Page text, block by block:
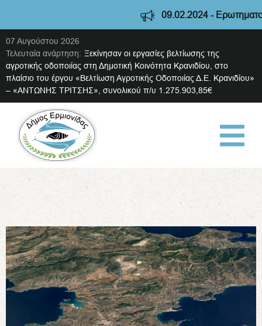
09.02.2024 -
07 Αυγούστου 2026
Τελευταία ανάρτηση: Ξεκίνησαν οι εργασίες βελτίωσης της
αγροτικής οδοποιίας στη Δημοτική Κοινότητα Κρανιδίου, στο
πλαίσιο του έργου «Βελτίωση Αγροτικής Οδοποιίας Δ.Ε. Κρανιδίου»
– «ΑΝΤΩΝΗΣ ΤΡΙΤΣΗΣ», συνολικού π/υ 1.275.903,85€